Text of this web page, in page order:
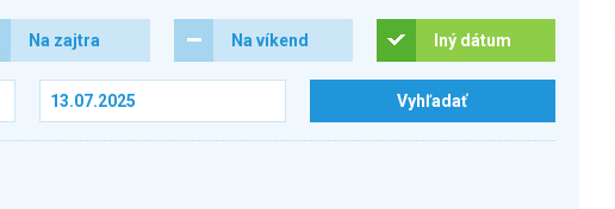
Na zajtra Na víkend Iný dátum